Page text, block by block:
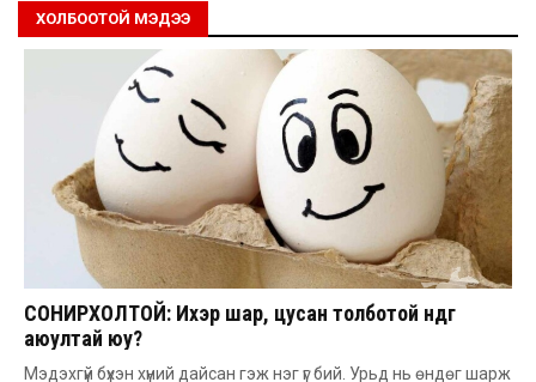
ХОЛБООТОЙ МЭДЭЭ
СОНИРХОЛТОЙ: Ихэр шар, цусан толботой өндөг
аюултай юу?
Мэдэхгүй бүхэн хүний дайсан гэж нэг үг бий. Урьд нь өндөг шарж